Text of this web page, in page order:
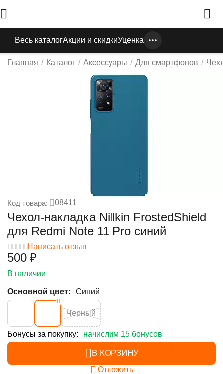
Весь каталогАкции и скидкиУценка
Главная / Каталог / Аксессуары / Для смартфонов /
Код товара: 08411
Чехол-накладка Nillkin FrostedShield
для Redmi Note 11 Pro синий
Написать отзыв
‍500‍ ₽
В наличии
Основной цвет: Синий
Черный
Бонусы за покупку: начислим 15 бонусов
В КОРЗИНУ
Отложить